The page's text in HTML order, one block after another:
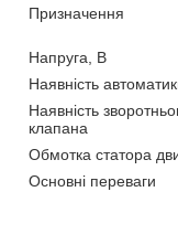
Призначення
Напруга, В
Наявність
Наявність
клапана
Обмотка статора
Основні переваги